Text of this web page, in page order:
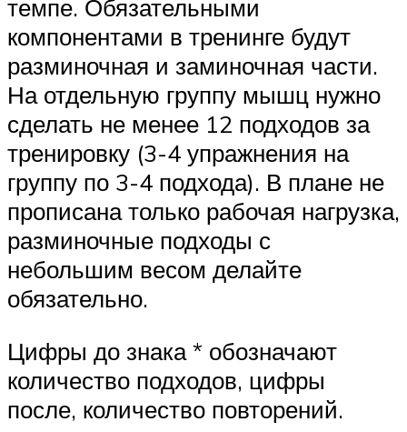
темпе. Обязательными
компонентами в тренинге будут
разминочная и заминочная части.
На отдельную группу мышц нужно
сделать не менее 12 подходов за
тренировку (3-4 упражнения на
группу по 3-4 подхода). В плане не
прописана только рабочая нагрузка,
разминочные подходы с
небольшим весом делайте
обязательно.
Цифры до знака * обозначают
количество подходов, цифры
после, количество повторений.